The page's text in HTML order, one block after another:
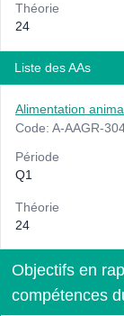
Théorie
24
Liste des AAs
Alimentation
Code: A-AAGR-
Période
Q1
Théorie
24
Objectifs en
compétences